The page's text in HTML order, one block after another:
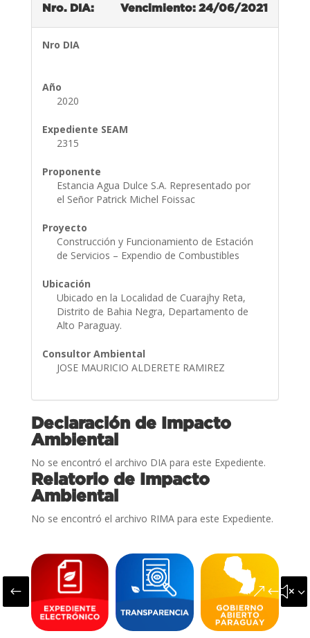
Nro. DIA: Vencimiento: 24/06/2021
Nro DIA
Año
2020
Expediente SEAM
2315
Proponente
Estancia Agua Dulce S.A. Representado por
el Señor Patrick Michel Foissac
Proyecto
Construcción y Funcionamiento de Estación
de Servicios – Expendio de Combustibles
Ubicación
Ubicado en la Localidad de Cuarajhy Reta,
Distrito de Bahia Negra, Departamento de
Alto Paraguay.
Consultor Ambiental
JOSE MAURICIO ALDERETE RAMIREZ
Declaración de Impacto
Ambiental
No se encontró el archivo DIA para este Expediente.
Relatorio de Impacto
Ambiental
No se encontró el archivo RIMA para este Expediente.
#